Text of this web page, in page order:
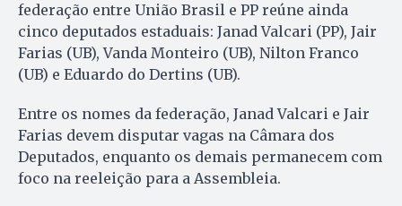
federação entre União Brasil e PP reúne ainda
cinco deputados estaduais: Janad Valcari (PP), Jair
Farias (UB), Vanda Monteiro (UB), Nilton Franco
(UB) e Eduardo do Dertins (UB).
Entre os nomes da federação, Janad Valcari e Jair
Farias devem disputar vagas na Câmara dos
Deputados, enquanto os demais permanecem com
foco na reeleição para a Assembleia.